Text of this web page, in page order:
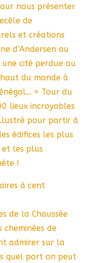
nous présenter
de
et créations
d’Andersen au
cité perdue au
du monde à
« Tour du
lieux incroyables
pour partir à
édifices les plus
les plus
!
à cent
de la Chaussée
cheminées de
admirer sur la
quel port on peut